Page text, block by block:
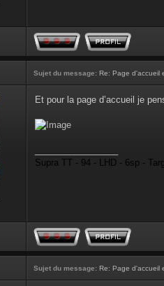
Sujet du message: Re: Page d'accueil
Et pour la page d’accueil je
Supra TT - 94 - LHD - 6sp -
Sujet du message: Re: Page d'accueil